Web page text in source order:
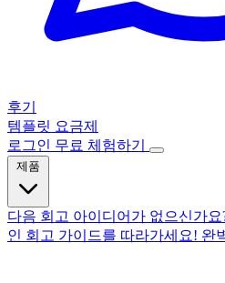
후기
템플릿 요금제
로그인 무료 체험하기
다음 회고 아이디어가 없으신가요
인 회고 가이드를 따라가세요! 완